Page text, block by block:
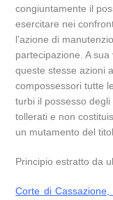
congiuntamente il
esercitare nei
l’azione di
partecipazione. A
queste stesse azioni
compossessori tutte
turbi il possesso
tollerati e non
un mutamento del
Principio estratto da
Corte di